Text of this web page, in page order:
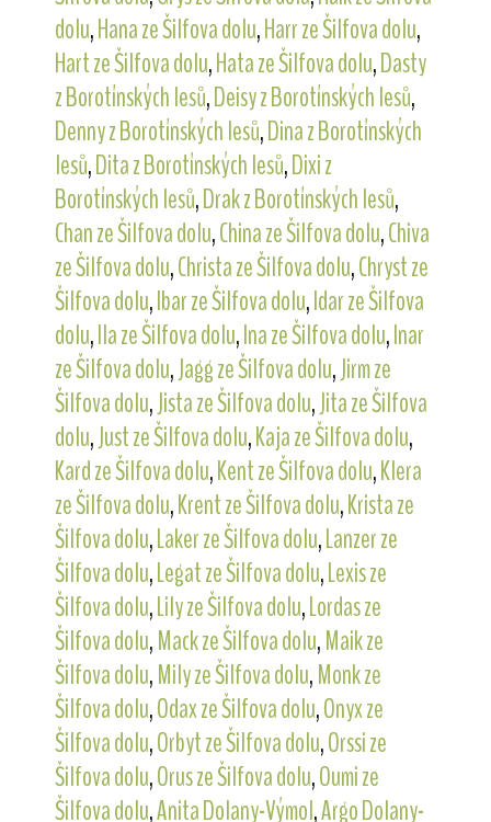
dolu,Hana ze Šilfova dolu,Harr ze Šilfova dolu,
Hart ze Šilfova dolu,Hata ze Šilfova dolu,Dasty
z Borotínských lesů,Deisy z Borotínských lesů,
Denny z Borotínských lesů,Dina z Borotínských
lesů,Dita z Borotínských lesů,Dixi z
Borotínských lesů,Drak z Borotínských lesů,
Chan ze Šilfova dolu,China ze Šilfova dolu,Chiva
ze Šilfova dolu,Christa ze Šilfova dolu,Chryst ze
Šilfova dolu,Ibar ze Šilfova dolu,Idar ze Šilfova
dolu,Ila ze Šilfova dolu,Ina ze Šilfova dolu,Inar
ze Šilfova dolu,Jagg ze Šilfova dolu,Jirm ze
Šilfova dolu,Jista ze Šilfova dolu,Jita ze Šilfova
dolu,Just ze Šilfova dolu,Kaja ze Šilfova dolu,
Kard ze Šilfova dolu,Kent ze Šilfova dolu,Klera
ze Šilfova dolu,Krent ze Šilfova dolu,Krista ze
Šilfova dolu,Laker ze Šilfova dolu,Lanzer ze
Šilfova dolu,Legat ze Šilfova dolu,Lexis ze
Šilfova dolu,Lily ze Šilfova dolu,Lordas ze
Šilfova dolu,Mack ze Šilfova dolu,Maik ze
Šilfova dolu,Mily ze Šilfova dolu,Monk ze
Šilfova dolu,Odax ze Šilfova dolu,Onyx ze
Šilfova dolu,Orbyt ze Šilfova dolu,Orssi ze
Šilfova dolu,Orus ze Šilfova dolu,Oumi ze
Šilfova dolu,Anita Dolany-Výmol,Argo Dolany-